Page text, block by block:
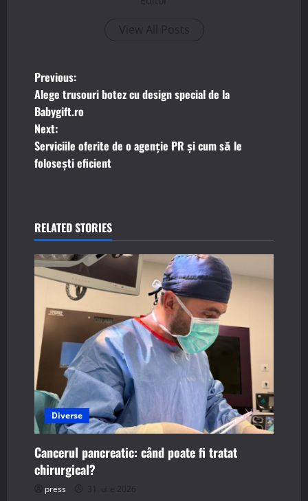
View All Posts
P
o
s
t
a
v
i
a
t
i
o
n
Previous:
Alege trusouri botez cu design special de la
Babygift.ro
Next:
Serviciile oferite de o agenție PR și cum să le
folosești eficient
RELATED STORIES
Diverse
Cancerul pancreatic: când poate fi tratat
chirurgical?
press 31 iulie 2026